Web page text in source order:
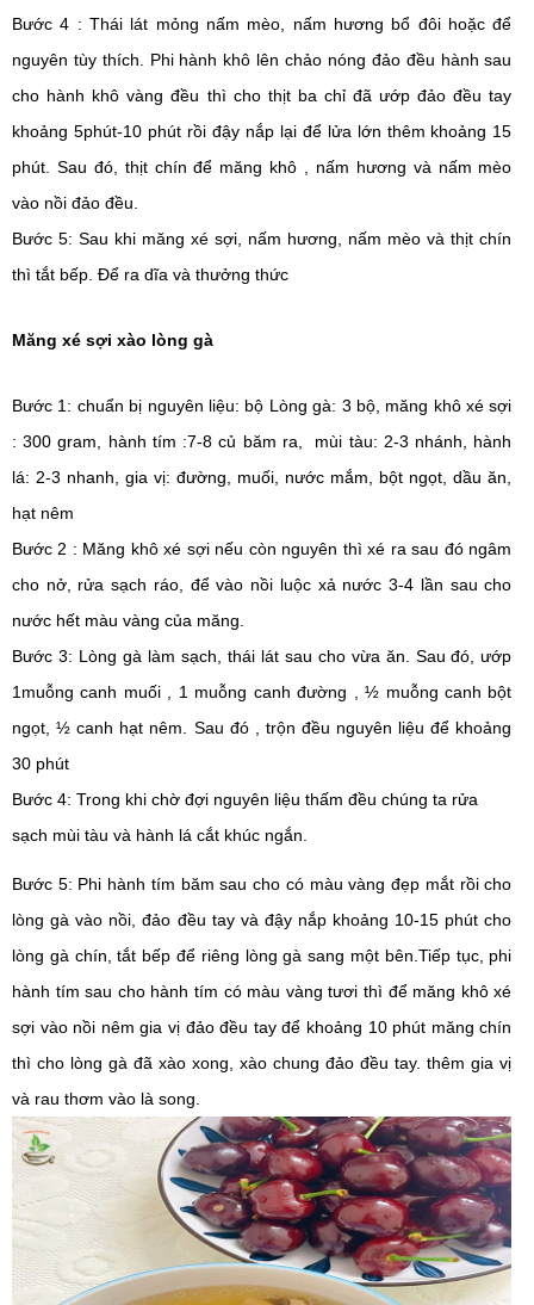
Bước 4 : Thái lát mỏng nấm mèo, nấm hương bổ đôi hoặc để
nguyên tùy thích. Phi hành khô lên chảo nóng đảo đều hành sau
cho hành khô vàng đều thì cho thịt ba chỉ đã ướp đảo đều tay
khoảng 5phút-10 phút rồi đậy nắp lại để lửa lớn thêm khoảng 15
phút. Sau đó, thịt chín để măng khô , nấm hương và nấm mèo
vào nồi đảo đều.
Bước 5: Sau khi măng xé sợi, nấm hương, nấm mèo và thịt chín
thì tắt bếp. Để ra dĩa và thưởng thức
Măng xé sợi xào lòng gà
Bước 1: chuẩn bị nguyên liệu: bộ Lòng gà: 3 bộ, măng khô xé sợi
: 300 gram, hành tím :7-8 củ băm ra, mùi tàu: 2-3 nhánh, hành
lá: 2-3 nhanh, gia vị: đường, muối, nước mắm, bột ngọt, dầu ăn,
hạt nêm
Bước 2 : Măng khô xé sợi nếu còn nguyên thì xé ra sau đó ngâm
cho nở, rửa sạch ráo, để vào nồi luộc xả nước 3-4 lần sau cho
nước hết màu vàng của măng.
Bước 3: Lòng gà làm sạch, thái lát sau cho vừa ăn. Sau đó, ướp
1muỗng canh muối , 1 muỗng canh đường , ½ muỗng canh bột
ngọt, ½ canh hạt nêm. Sau đó , trộn đều nguyên liệu để khoảng
30 phút
Bước 4: Trong khi chờ đợi nguyên liệu thấm đều chúng ta rửa
sạch mùi tàu và hành lá cắt khúc ngắn.
Bước 5: Phi hành tím băm sau cho có màu vàng đẹp mắt rồi cho
lòng gà vào nồi, đảo đều tay và đậy nắp khoảng 10-15 phút cho
lòng gà chín, tắt bếp để riêng lòng gà sang một bên.Tiếp tục, phi
hành tím sau cho hành tím có màu vàng tươi thì để măng khô xé
sợi vào nồi nêm gia vị đảo đều tay để khoảng 10 phút măng chín
thì cho lòng gà đã xào xong, xào chung đảo đều tay. thêm gia vị
và rau thơm vào là song.